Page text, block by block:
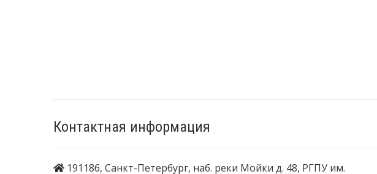
Контактная информация
191186, Санкт-Петербург, наб. реки Мойки д. 48, РГПУ им.